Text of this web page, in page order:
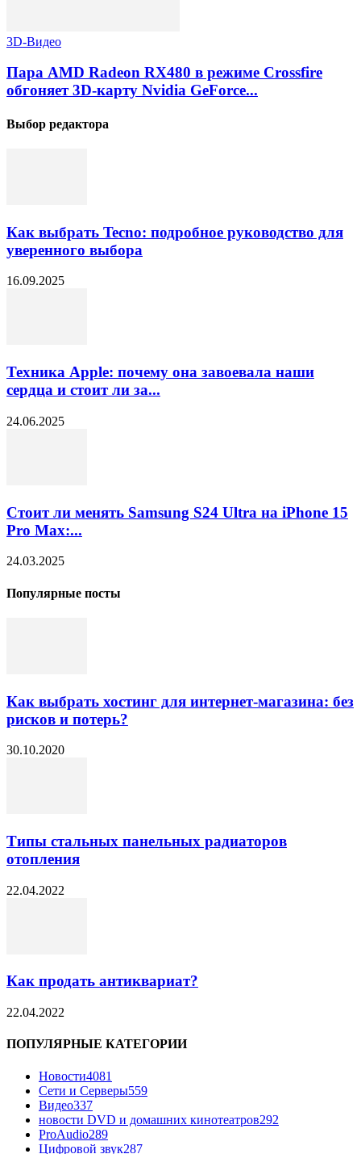
3D-Видео
Пара AMD Radeon RX480 в режиме Crossfire
обгоняет 3D-карту Nvidia GeForce...
Выбор редактора
Как выбрать Tecno: подробное руководство для
уверенного выбора
16.09.2025
Техника Apple: почему она завоевала наши
сердца и стоит ли за...
24.06.2025
Стоит ли менять Samsung S24 Ultra на iPhone 15
Pro Max:...
24.03.2025
Популярные посты
Как выбрать хостинг для интернет-магазина: без
рисков и потерь?
30.10.2020
Типы стальных панельных радиаторов
отопления
22.04.2022
Как продать антиквариат?
22.04.2022
ПОПУЛЯРНЫЕ КАТЕГОРИИ
Новости4081
Сети и Серверы559
Видео337
новости DVD и домашних кинотеатров292
ProAudio289
Цифровой звук287